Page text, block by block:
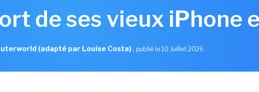
de ses vieux iPhone
(adapté par Louise Costa), publié le 10 Juillet 2026